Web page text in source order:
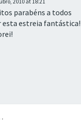
parabéns a todos
esta estreia fantástica!